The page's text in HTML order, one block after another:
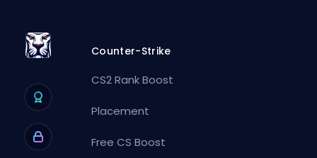
Counter-Strike
CS2 Rank Boost
Placement
Free CS Boost